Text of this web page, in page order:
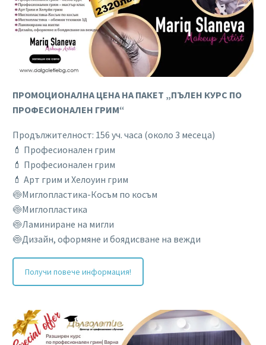
ПРОМОЦИОНАЛНА ЦЕНА НА ПАКЕТ „ПЪЛЕН КУРС ПО
ПРОФЕСИОНАЛЕН ГРИМ“
Продължителност: 156 уч. часа (около 3 месеца)
💄 Професионален грим
💄 Професионален грим
💄 Арт грим и Хелоуин грим
🍥Миглопластика-Косъм по косъм
🍥Миглопластика
🍥Ламиниране на мигли
🍥Дизайн, оформяне и боядисване на вежди
Получи повече информация!